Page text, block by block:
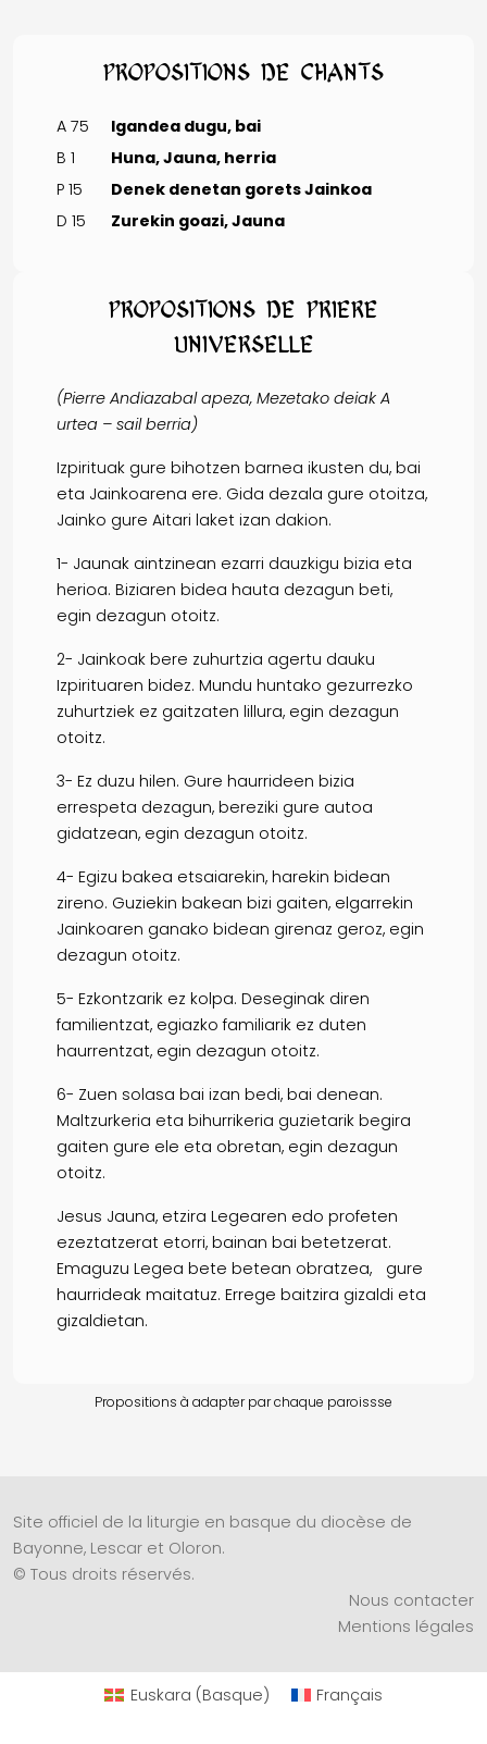
Propositions de chants
A 75
Igandea dugu, bai
B 1
Huna, Jauna, herria
P 15
Denek denetan gorets Jainkoa
D 15
Zurekin goazi, Jauna
Propositions de priere
universelle
(Pierre Andiazabal apeza, Mezetako deiak A
urtea – sail berria)
Izpirituak gure bihotzen barnea ikusten du, bai
eta Jainkoarena ere. Gida dezala gure otoitza,
Jainko gure Aitari laket izan dakion.
1- Jaunak aintzinean ezarri dauzkigu bizia eta
herioa. Biziaren bidea hauta dezagun beti,
egin dezagun otoitz.
2- Jainkoak bere zuhurtzia agertu dauku
Izpirituaren bidez. Mundu huntako gezurrezko
zuhurtziek ez gaitzaten lillura, egin dezagun
otoitz.
3- Ez duzu hilen. Gure haurrideen bizia
errespeta dezagun, bereziki gure autoa
gidatzean, egin dezagun otoitz.
4- Egizu bakea etsaiarekin, harekin bidean
zireno. Guziekin bakean bizi gaiten, elgarrekin
Jainkoaren ganako bidean girenaz geroz, egin
dezagun otoitz.
5- Ezkontzarik ez kolpa. Deseginak diren
familientzat, egiazko familiarik ez duten
haurrentzat, egin dezagun otoitz.
6- Zuen solasa bai izan bedi, bai denean.
Maltzurkeria eta bihurrikeria guzietarik begira
gaiten gure ele eta obretan, egin dezagun
otoitz.
Jesus Jauna, etzira Legearen edo profeten
ezeztatzerat etorri, bainan bai betetzerat.
Emaguzu Legea bete betean obratzea, gure
haurrideak maitatuz. Errege baitzira gizaldi eta
gizaldietan.
Propositions à adapter par chaque paroissse
Site officiel de la liturgie en basque du diocèse de
Bayonne, Lescar et Oloron.
© Tous droits réservés.
Nous contacter
Mentions légales
Euskara (Basque) Français